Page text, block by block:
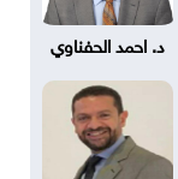
د. احمد الحفناوي